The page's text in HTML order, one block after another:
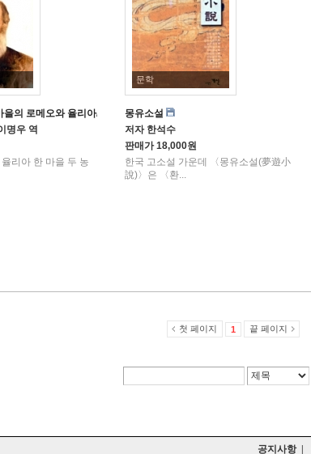
의 로메오와 율리아/옷은 사람을 만든다
명우 역
마을 두 농
문학
몽유소설
저자한석수
판매가18,000원
한국 고소설 가운데 〈몽유소설(夢遊小
說)〉은 〈환...
첫 페이지 1 끝 페이지
공지사항|